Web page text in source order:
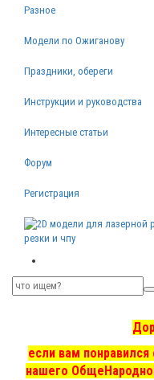
Разное
Модели по Ожиганову
Праздники, обереги
Инструкции и руководства
Интересные статьи
Форум
Регистрация
резки и чпу
если вам понравился
нашего